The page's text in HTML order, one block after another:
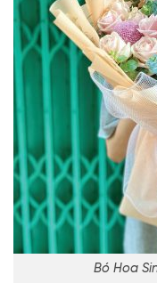
Bó Hoa